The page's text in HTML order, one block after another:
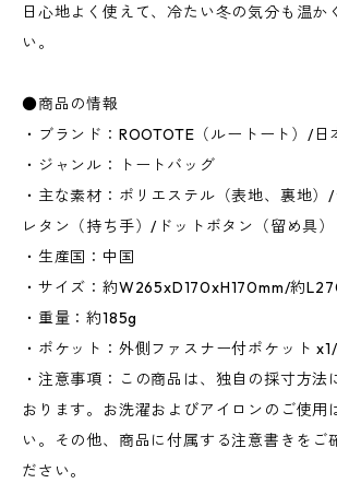
日心地よく使えて、冷たい冬の気分も温か
い。
●商品の情報
・ブランド：ROOTOTE（ルートート）/日
・ジャンル：トートバッグ
・主な素材：ポリエステル（表地、裏地）
レタン（持ち手）/ドットボタン（留め具）
・生産国：中国
・サイズ：約W265xD170xH170mm/約
・重量：約185g
・ポケット：外側ファスナー付ポケット
・注意事項：この商品は、独自の採寸方法
おります。お洗濯およびアイロンのご使用
い。その他、商品に付属する注意書きをご
ださい。